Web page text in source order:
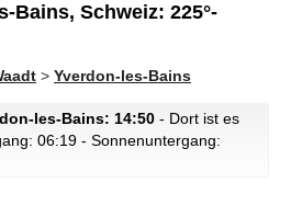
Bains, Schweiz: 225°-
> Yverdon-les-Bains
les-Bains: 14:50 - Dort ist es
06:19 - Sonnenuntergang: